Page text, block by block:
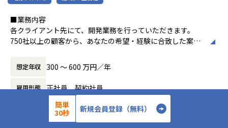
に学びながら楽しく成長していける仲間を募
集しています！
■業務内容
各クライアント先にて、開発業務を行っていただきます。
750社以上の顧客から、あなたの希望・経験に合致した案件
＜案件例＞
・基幹系システムの開発支援（Java、TypeScript、Sprin
g、Vue.js）
・電力系営業システムの開発（Java、VB.net、VBA）
・大手企業のECサイト構築（C#、VB）
・MuleSoft開発（Java、SQL、Salesforce）
想定年収 300 〜 600 万円／年
雇用形態 正社員、契約社員
BIエンジニア ゲームエンジニア
簡単
30秒
新規会員登録（無料）